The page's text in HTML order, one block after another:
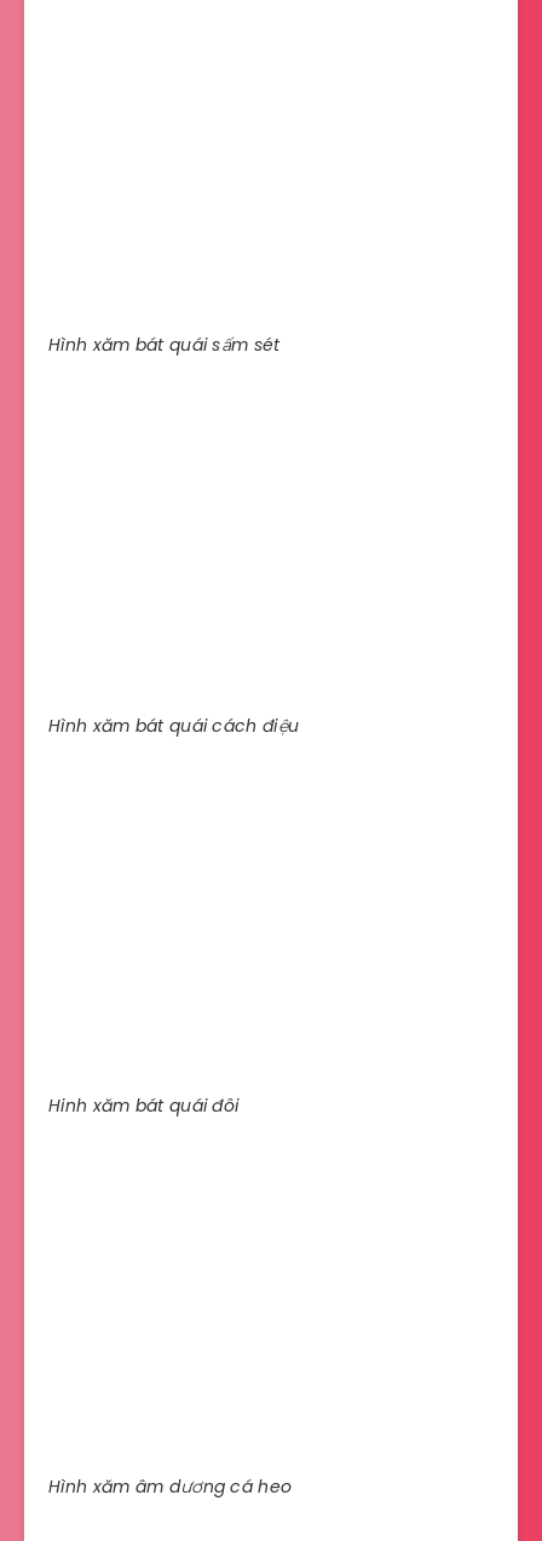
Hình xăm bát quái sấm sét
Hình xăm bát quái cách điệu
Hinh xăm bát quái đôi
Hình xăm âm dương cá heo